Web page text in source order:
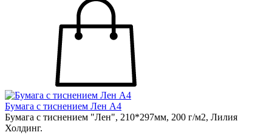
Бумага с тиснением Лен А4
Бумага с тиснением "Лен", 210*297мм, 200 г/м2, Лилия
Холдинг.